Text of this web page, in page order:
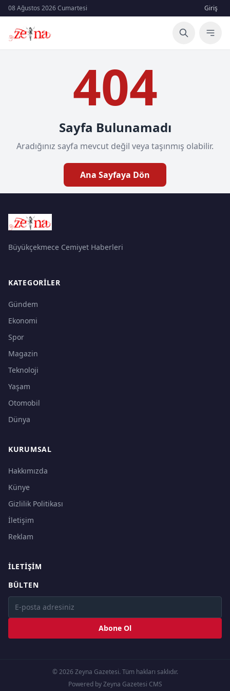
08 Ağustos 2026 Cumartesi Giriş
404
Sayfa Bulunamadı
Aradığınız sayfa mevcut değil veya taşınmış olabilir.
Ana Sayfaya Dön
Büyükçekmece Cemiyet Haberleri
KATEGORILER
Gündem
Ekonomi
Spor
Magazin
Teknoloji
Yaşam
Otomobil
Dünya
KURUMSAL
Hakkımızda
Künye
Gizlilik Politikası
İletişim
Reklam
İLETIŞIM
BÜLTEN
Abone Ol
© 2026 Zeyna Gazetesi. Tüm hakları saklıdır.
Powered by Zeyna Gazetesi CMS